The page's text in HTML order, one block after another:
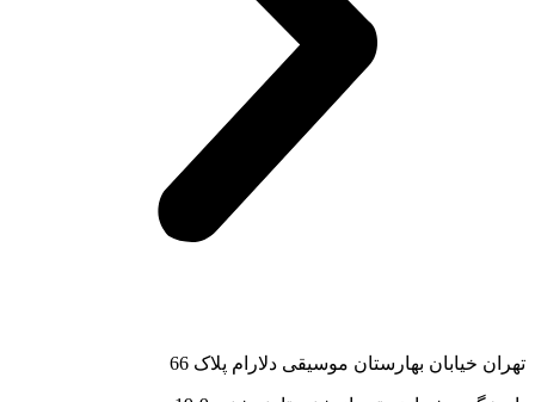
تهران خیابان بهارستان موسیقی دلارام پلاک 66